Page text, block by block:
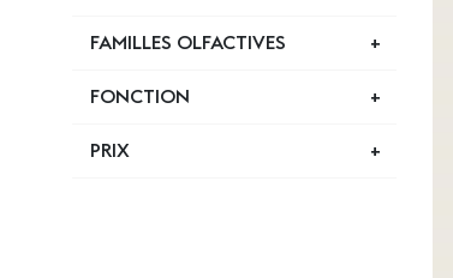
FAMILLES OLFACTIVES
FONCTION
PRIX